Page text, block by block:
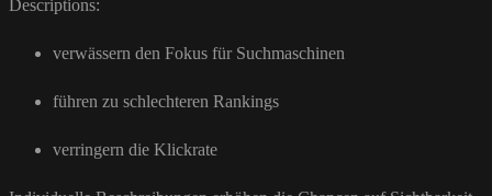
Descriptions:
verwässern den Fokus für Suchmaschinen
führen zu schlechteren Rankings
verringern die Klickrate